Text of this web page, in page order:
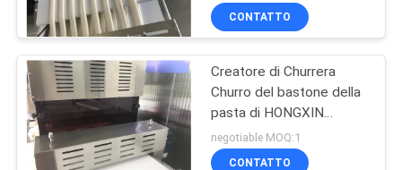
Macchina
Encrusting
dell'alimento
CONTATTO
Creatore di Churrera
Churro del bastone della
pasta di HONGXIN
1200*1690mm
negotiable MOQ:1
CONTATTO